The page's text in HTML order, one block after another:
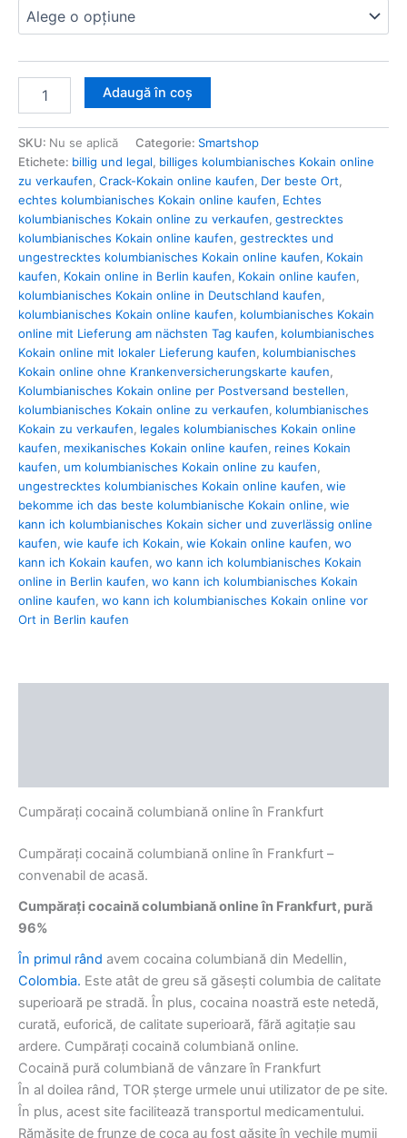
Adaugă în coș
SKU: Nu se aplică Categorie: Smartshop
Etichete: billig und legal, billiges kolumbianisches Kokain online
zu verkaufen, Crack-Kokain online kaufen, Der beste Ort,
echtes kolumbianisches Kokain online kaufen, Echtes
kolumbianisches Kokain online zu verkaufen, gestrecktes
kolumbianisches Kokain online kaufen, gestrecktes und
ungestrecktes kolumbianisches Kokain online kaufen, Kokain
kaufen, Kokain online in Berlin kaufen, Kokain online kaufen,
kolumbianisches Kokain online in Deutschland kaufen,
kolumbianisches Kokain online kaufen, kolumbianisches Kokain
online mit Lieferung am nächsten Tag kaufen, kolumbianisches
Kokain online mit lokaler Lieferung kaufen, kolumbianisches
Kokain online ohne Krankenversicherungskarte kaufen,
Kolumbianisches Kokain online per Postversand bestellen,
kolumbianisches Kokain online zu verkaufen, kolumbianisches
Kokain zu verkaufen, legales kolumbianisches Kokain online
kaufen, mexikanisches Kokain online kaufen, reines Kokain
kaufen, um kolumbianisches Kokain online zu kaufen,
ungestrecktes kolumbianisches Kokain online kaufen, wie
bekomme ich das beste kolumbianische Kokain online, wie
kann ich kolumbianisches Kokain sicher und zuverlässig online
kaufen, wie kaufe ich Kokain, wie Kokain online kaufen, wo
kann ich Kokain kaufen, wo kann ich kolumbianisches Kokain
online in Berlin kaufen, wo kann ich kolumbianisches Kokain
online kaufen, wo kann ich kolumbianisches Kokain online vor
Ort in Berlin kaufen
Cumpărați cocaină columbiană online în Frankfurt
Cumpărați cocaină columbiană online în Frankfurt –
convenabil de acasă.
Cumpărați cocaină columbiană online în Frankfurt, pură
96%
În primul rând avem cocaina columbiană din Medellin,
Colombia. Este atât de greu să găsești columbia de calitate
superioară pe stradă. În plus, cocaina noastră este netedă,
curată, euforică, de calitate superioară, fără agitație sau
ardere. Cumpărați cocaină columbiană online.
Cocaină pură columbiană de vânzare în Frankfurt
În al doilea rând, TOR șterge urmele unui utilizator de pe site.
În plus, acest site facilitează transportul medicamentului.
Rămășițe de frunze de coca au fost găsite în vechile mumii